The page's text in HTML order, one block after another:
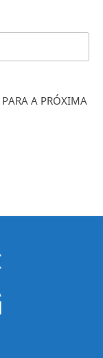
A PRÓXIMA